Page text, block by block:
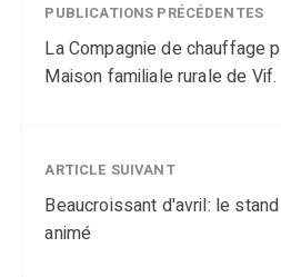
PUBLICATIONS PRÉCÉDENTES
La Compagnie de chauffage
Maison familiale rurale de Vif.
ARTICLE SUIVANT
Beaucroissant d'avril: le
animé